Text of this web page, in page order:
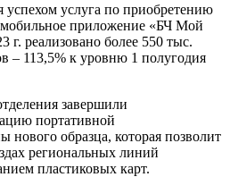
успехом услуга по приобретению
мобильное приложение «БЧ Мой
г. реализовано более 550 тыс.
– 113,5% к уровню 1 полугодия
завершили
портативной
образца, которая позволит
региональных линий
пластиковых карт.